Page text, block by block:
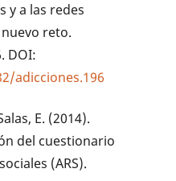
y a las redes
reto.
DOI:
adicciones.196
E. (2014).
del cuestionario
(ARS).